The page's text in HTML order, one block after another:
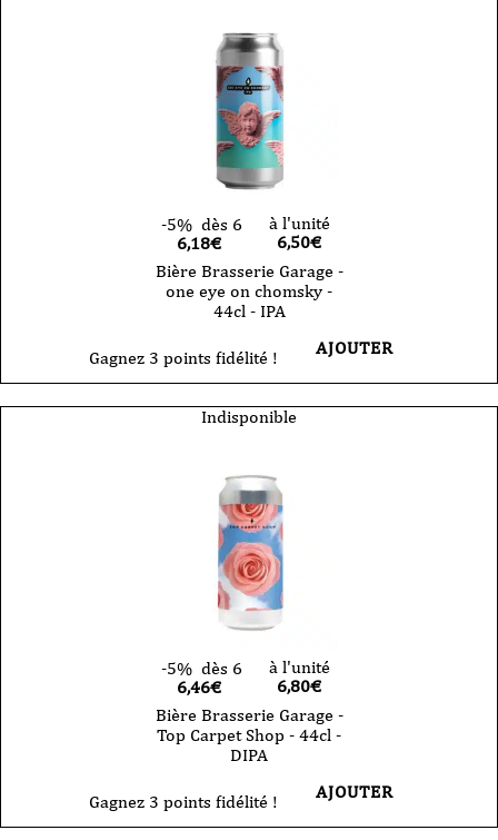
-5% dès 6
6,18€
à l'unité
6,50€
Bière Brasserie Garage -
one eye on chomsky -
44cl - IPA
Gagnez 3 points fidélité ! AJOUTER
Indisponible
-5% dès 6
6,46€
à l'unité
6,80€
Bière Brasserie Garage -
Top Carpet Shop - 44cl -
DIPA
Gagnez 3 points fidélité ! AJOUTER